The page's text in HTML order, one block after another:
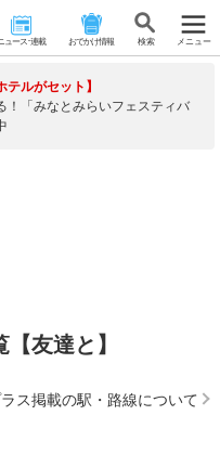
ュース･連載 おでかけ情報 検 索 メニュー
テルがセット】
！「みなとみらいフェスティバ
友達と】
ス掲載の駅・路線について